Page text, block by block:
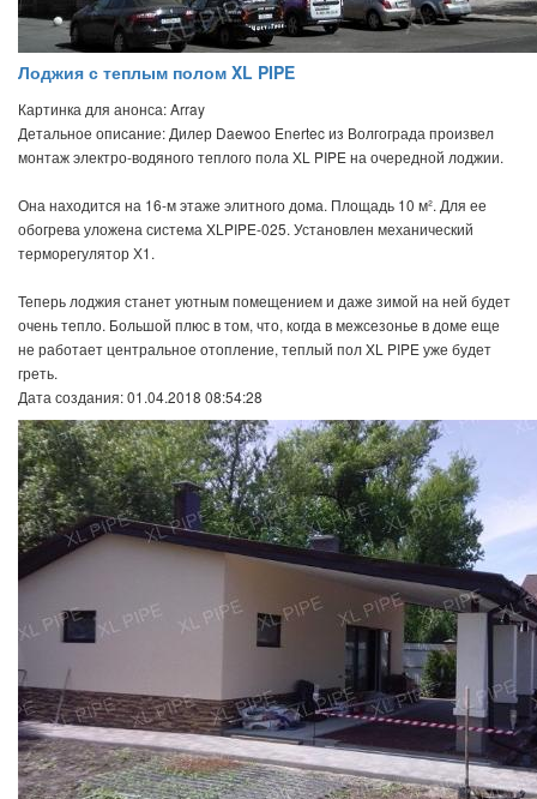
Лоджия с теплым полом XL PIPE
Картинка для анонса: Array
Детальное описание: Дилер Daewoo Enertec из Волгограда произвел
монтаж электро-водяного теплого пола XL PIPE на очередной лоджии.
Она находится на 16-м этаже элитного дома. Площадь 10 м². Для ее
обогрева уложена система XLPIPE-025. Установлен механический
терморегулятор Х1.
Теперь лоджия станет уютным помещением и даже зимой на ней будет
очень тепло. Большой плюс в том, что, когда в межсезонье в доме еще
не работает центральное отопление, теплый пол XL PIPE уже будет
греть.
Дата создания: 01.04.2018 08:54:28